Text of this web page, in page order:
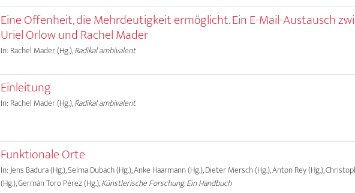
Eine Offenheit, die Mehrdeutigkeit ermöglicht. Ein E-Mail-Austausch
Uriel Orlow und Rachel Mader
In: Rachel Mader (Hg.),Radikal ambivalent
Einleitung
In: Rachel Mader (Hg.),Radikal ambivalent
Funktionale Orte
In: Jens Badura (Hg.), Selma Dubach (Hg.), Anke Haarmann (Hg.), Dieter Mersch (Hg.), Anton Rey (Hg.),
(Hg.), Germán Toro Pérez (Hg.),Künstlerische Forschung. Ein Handbuch